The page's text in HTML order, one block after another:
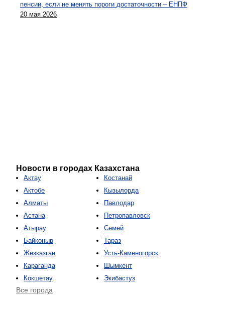
пенсии, если не менять пороги достаточности – ЕНПФ
20 мая 2026
Новости в городах Казахстана
Актау
Актобе
Алматы
Астана
Атырау
Байконыр
Жезказган
Караганда
Кокшетау
Костанай
Кызылорда
Павлодар
Петропавловск
Семей
Тараз
Усть-Каменогорск
Шымкент
Экибастуз
Все города